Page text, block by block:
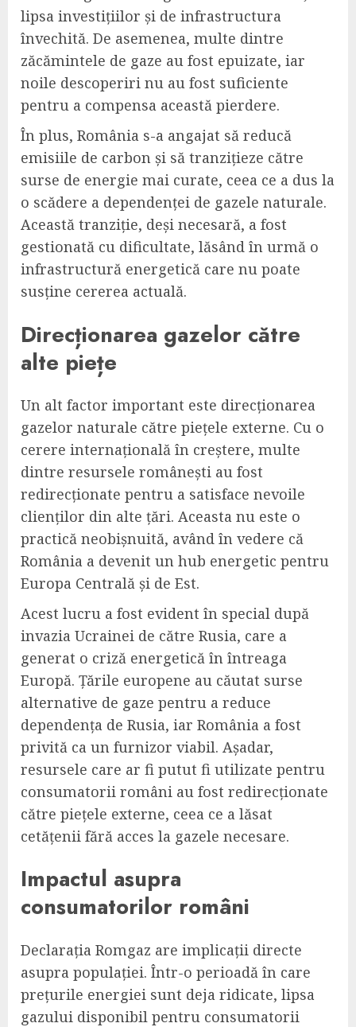
lipsa investițiilor și de infrastructura
învechită. De asemenea, multe dintre
zăcămintele de gaze au fost epuizate, iar
noile descoperiri nu au fost suficiente
pentru a compensa această pierdere.
În plus, România s-a angajat să reducă
emisiile de carbon și să tranzițieze către
surse de energie mai curate, ceea ce a dus la
o scădere a dependenței de gazele naturale.
Această tranziție, deși necesară, a fost
gestionată cu dificultate, lăsând în urmă o
infrastructură energetică care nu poate
susține cererea actuală.
Direcționarea gazelor către
alte piețe
Un alt factor important este direcționarea
gazelor naturale către piețele externe. Cu o
cerere internațională în creștere, multe
dintre resursele românești au fost
redirecționate pentru a satisface nevoile
clienților din alte țări. Aceasta nu este o
practică neobișnuită, având în vedere că
România a devenit un hub energetic pentru
Europa Centrală și de Est.
Acest lucru a fost evident în special după
invazia Ucrainei de către Rusia, care a
generat o criză energetică în întreaga
Europă. Țările europene au căutat surse
alternative de gaze pentru a reduce
dependența de Rusia, iar România a fost
privită ca un furnizor viabil. Așadar,
resursele care ar fi putut fi utilizate pentru
consumatorii români au fost redirecționate
către piețele externe, ceea ce a lăsat
cetățenii fără acces la gazele necesare.
Impactul asupra
consumatorilor români
Declarația Romgaz are implicații directe
asupra populației. Într-o perioadă în care
prețurile energiei sunt deja ridicate, lipsa
gazului disponibil pentru consumatorii